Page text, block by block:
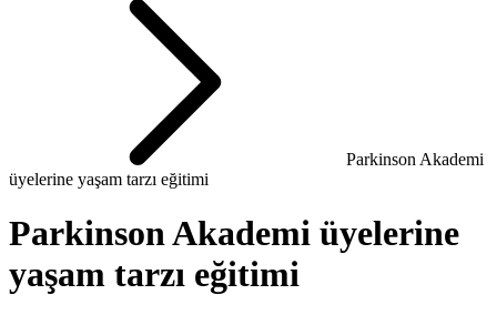
Parkinson Akademi
üyelerine yaşam tarzı eğitimi
Parkinson Akademi üyelerine
yaşam tarzı eğitimi